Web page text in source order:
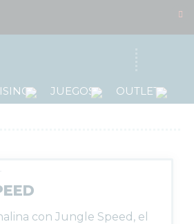
JUEGOS OUTLET
con Jungle Speed, el